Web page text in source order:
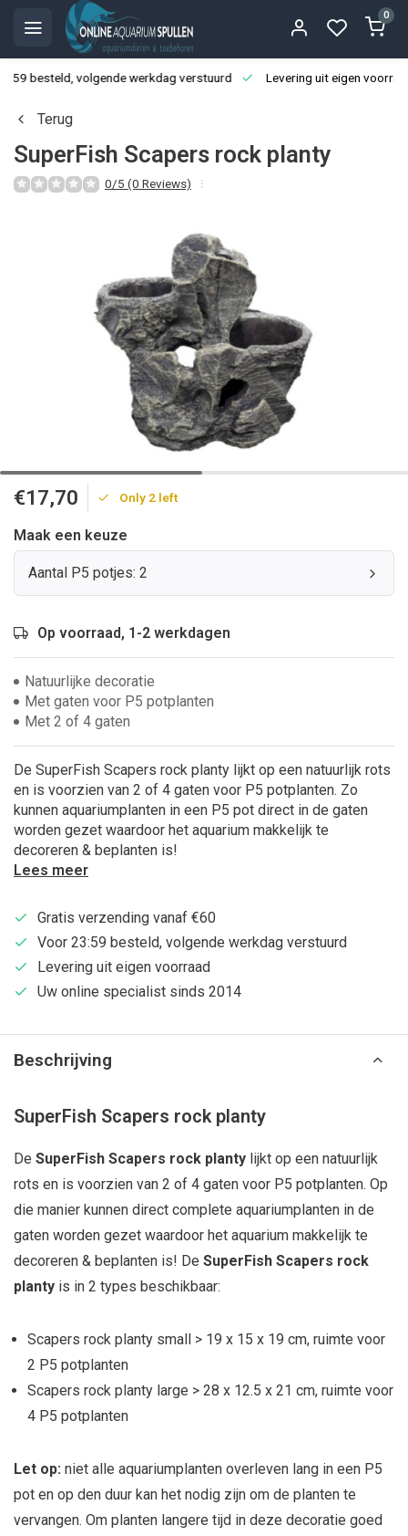
0
besteld, volgende werkdag verstuurd Levering uit eigen
Terug
SuperFish Scapers rock planty
0/5 (0 Reviews)
€17,70 Only 2 left
Maak een keuze
Aantal P5 potjes: 2
Op voorraad, 1-2 werkdagen
Natuurlijke decoratie
Met gaten voor P5 potplanten
Met 2 of 4 gaten
De SuperFish Scapers rock planty lijkt op een natuurlijk rots
en is voorzien van 2 of 4 gaten voor P5 potplanten. Zo
kunnen aquariumplanten in een P5 pot direct in de gaten
worden gezet waardoor het aquarium makkelijk te
decoreren & beplanten is!
Lees meer
Gratis verzending vanaf €60
Voor 23:59 besteld, volgende werkdag verstuurd
Levering uit eigen voorraad
Uw online specialist sinds 2014
Beschrijving
SuperFish Scapers rock planty
De SuperFish Scapers rock planty lijkt op een natuurlijk
rots en is voorzien van 2 of 4 gaten voor P5 potplanten. Op
die manier kunnen direct complete aquariumplanten in de
gaten worden gezet waardoor het aquarium makkelijk te
decoreren & beplanten is! De SuperFish Scapers rock
planty is in 2 types beschikbaar:
Scapers rock planty small > 19 x 15 x 19 cm, ruimte voor
2 P5 potplanten
Scapers rock planty large > 28 x 12.5 x 21 cm, ruimte voor
4 P5 potplanten
Let op: niet alle aquariumplanten overleven lang in een P5
pot en op den duur kan het nodig zijn om de planten te
vervangen. Om planten langere tijd in deze decoratie goed